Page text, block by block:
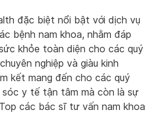
đặc biệt nổi bật với dịch vụ
bệnh nam khoa, nhằm đáp
khỏe toàn diện cho các quý
nghiệp và giàu kinh
kết mang đến cho các quý
y tế tận tâm mà còn là sự
các bác sĩ tư vấn nam khoa